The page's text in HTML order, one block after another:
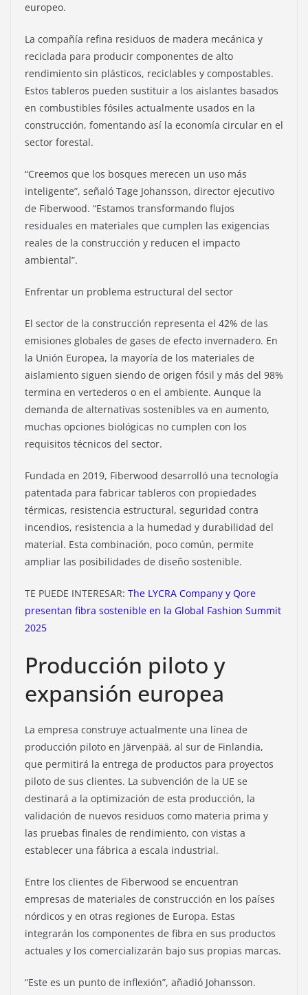
europeo.
La compañía refina residuos de madera mecánica y
reciclada para producir componentes de alto
rendimiento sin plásticos, reciclables y compostables.
Estos tableros pueden sustituir a los aislantes basados
en combustibles fósiles actualmente usados en la
construcción, fomentando así la economía circular en el
sector forestal.
“Creemos que los bosques merecen un uso más
inteligente”, señaló Tage Johansson, director ejecutivo
de Fiberwood. “Estamos transformando flujos
residuales en materiales que cumplen las exigencias
reales de la construcción y reducen el impacto
ambiental”.
Enfrentar un problema estructural del sector
El sector de la construcción representa el 42% de las
emisiones globales de gases de efecto invernadero. En
la Unión Europea, la mayoría de los materiales de
aislamiento siguen siendo de origen fósil y más del 98%
termina en vertederos o en el ambiente. Aunque la
demanda de alternativas sostenibles va en aumento,
muchas opciones biológicas no cumplen con los
requisitos técnicos del sector.
Fundada en 2019, Fiberwood desarrolló una tecnología
patentada para fabricar tableros con propiedades
térmicas, resistencia estructural, seguridad contra
incendios, resistencia a la humedad y durabilidad del
material. Esta combinación, poco común, permite
ampliar las posibilidades de diseño sostenible.
TE PUEDE INTERESAR: The LYCRA Company y Qore
presentan fibra sostenible en la Global Fashion Summit
2025
Producción piloto y
expansión europea
La empresa construye actualmente una línea de
producción piloto en Järvenpää, al sur de Finlandia,
que permitirá la entrega de productos para proyectos
piloto de sus clientes. La subvención de la UE se
destinará a la optimización de esta producción, la
validación de nuevos residuos como materia prima y
las pruebas finales de rendimiento, con vistas a
establecer una fábrica a escala industrial.
Entre los clientes de Fiberwood se encuentran
empresas de materiales de construcción en los países
nórdicos y en otras regiones de Europa. Estas
integrarán los componentes de fibra en sus productos
actuales y los comercializarán bajo sus propias marcas.
“Este es un punto de inflexión”, añadió Johansson.